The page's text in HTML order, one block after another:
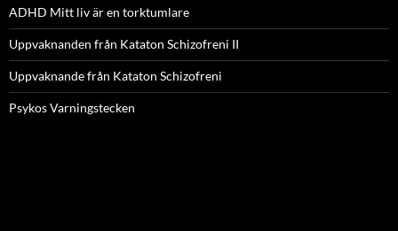
ADHD Mitt liv är en torktumlare
Uppvaknanden från Kataton Schizofreni II
Uppvaknande från Kataton Schizofreni
Psykos Varningstecken